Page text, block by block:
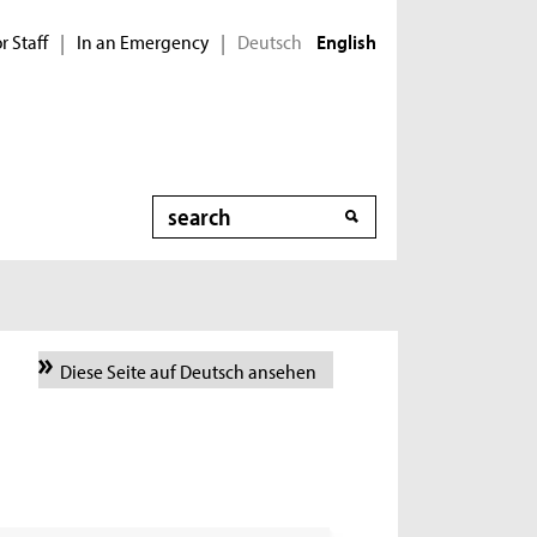
Staff | In an Emergency | Deutsch English
Search
Diese Seite auf Deutsch ansehen